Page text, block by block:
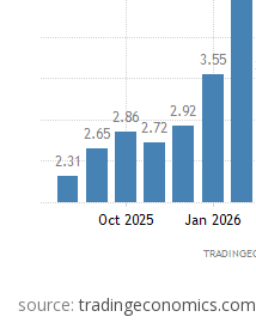
source:tradingeconomics.com